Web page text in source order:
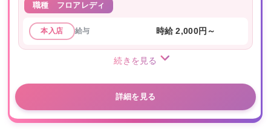
職種 フロアレディ
本入店 給与 時給 2,000円～
続きを見る
詳細を見る